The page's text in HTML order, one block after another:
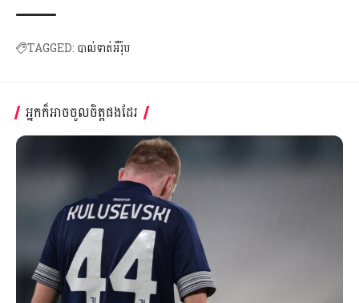
TAGGED: បាល់ទាត់អឺរ៉ុប
អ្នកក៏អាចចូលចិត្តផងដែរ